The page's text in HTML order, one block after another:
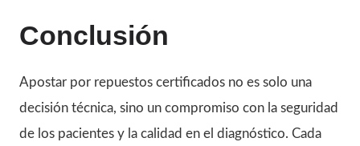
Conclusión
Apostar por repuestos certificados no es solo una
decisión técnica, sino un compromiso con la seguridad
de los pacientes y la calidad en el diagnóstico. Cada